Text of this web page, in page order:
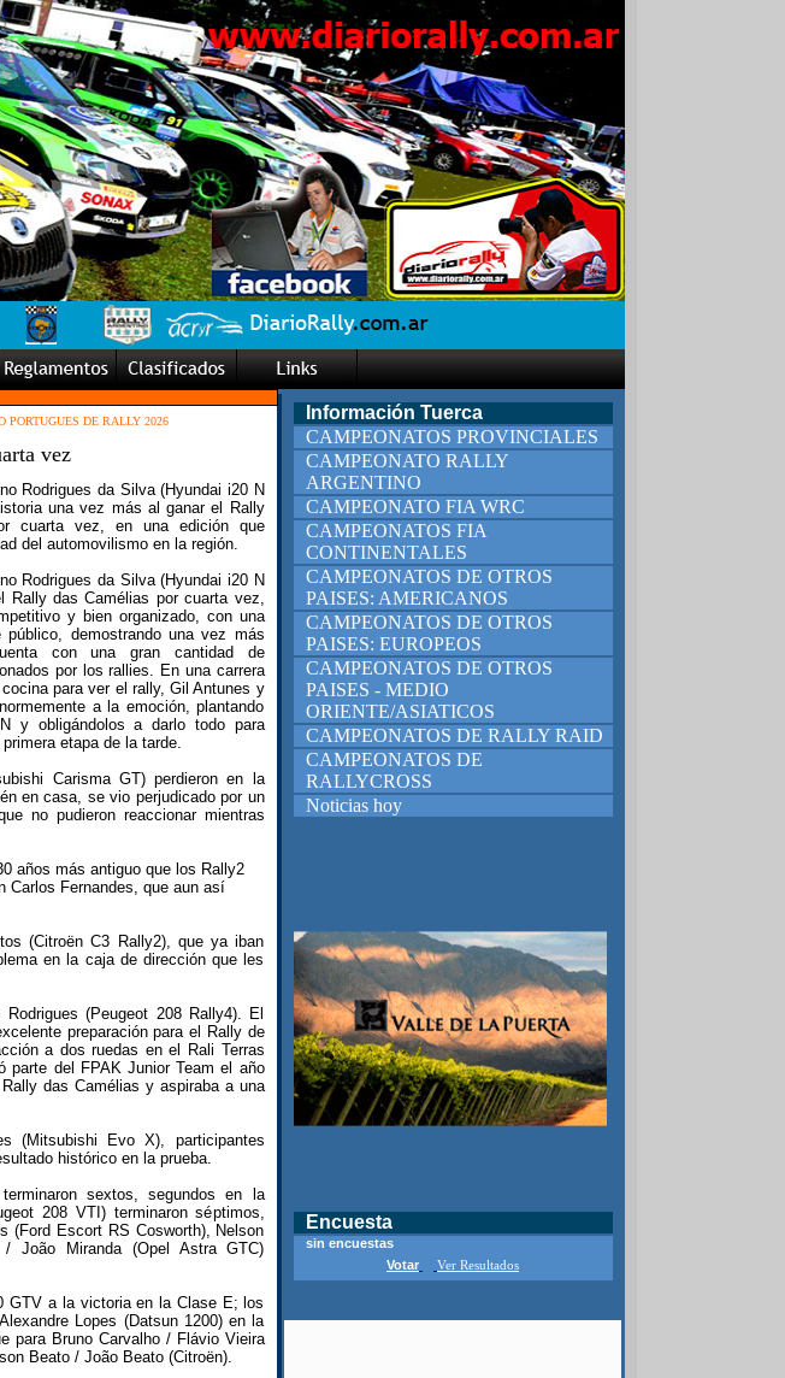
Información Tuerca
CAMPEONATOS PROVINCIALES
CAMPEONATO RALLY
ARGENTINO
CAMPEONATO FIA WRC
CAMPEONATOS FIA
CONTINENTALES
CAMPEONATOS DE OTROS
PAISES: AMERICANOS
CAMPEONATOS DE OTROS
PAISES: EUROPEOS
CAMPEONATOS DE OTROS
PAISES - MEDIO
ORIENTE/ASIATICOS
CAMPEONATOS DE RALLY RAID
CAMPEONATOS DE
RALLYCROSS
Noticias hoy
Encuesta
sin encuestas
Votar
Ver Resultados
PORTUGUES DE RALLY 2026
vez
Rodrigues da Silva (Hyundai i20 N
una vez más al ganar el Rally
cuarta vez, en una edición que
del automovilismo en la región.
Rodrigues da Silva (Hyundai i20 N
Rally das Camélias por cuarta vez,
y bien organizado, con una
público, demostrando una vez más
con una gran cantidad de
por los rallies. En una carrera
para ver el rally, Gil Antunes y
a la emoción, plantando
y obligándolos a darlo todo para
etapa de la tarde.
Carisma GT) perdieron en la
en casa, se vio perjudicado por un
no pudieron reaccionar mientras
años más antiguo que los Rally2
Carlos Fernandes, que aun así
(Citroën C3 Rally2), que ya iban
en la caja de dirección que les
(Peugeot 208 Rally4). El
preparación para el Rally de
a dos ruedas en el Rali Terras
parte del FPAK Junior Team el año
das Camélias y aspiraba a una
(Mitsubishi Evo X), participantes
histórico en la prueba.
sextos, segundos en la
208 VTI) terminaron séptimos,
(Ford Escort RS Cosworth), Nelson
João Miranda (Opel Astra GTC)
GTV a la victoria en la Clase E; los
Lopes (Datsun 1200) en la
para Bruno Carvalho / Flávio Vieira
Beato / João Beato (Citroën).